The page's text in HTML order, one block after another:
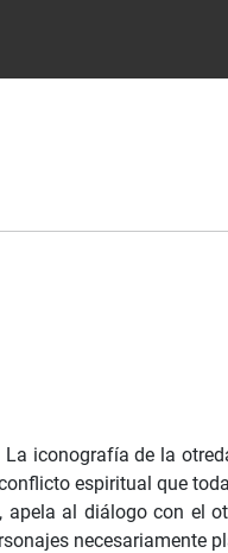
iconografía de la
espiritual que
al diálogo con el
necesariamente